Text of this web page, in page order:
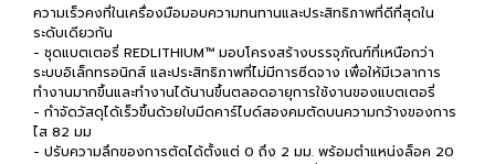
ความเร็วคงที่ในเครื่องมือมอบความทนทานและประสิทธิภาพที่ดีที่สุดใน
ระดับเดียวกัน
- ชุดแบตเตอรี่ REDLITHIUM™ มอบโครงสร้างบรรจุภัณฑ์ที่เหนือกว่า
ระบบอิเล็กทรอนิกส์ และประสิทธิภาพที่ไม่มีการซีดจาง เพื่อให้มีเวลาการ
ทำงานมากขึ้นและทำงานได้นานขึ้นตลอดอายุการใช้งานของแบตเตอรี่
- กำจัดวัสดุได้เร็วขึ้นด้วยใบมีดคาร์ไบด์สองคมตัดบนความกว้างของการ
ไส 82 มม
- ปรับความลึกของการตัดได้ตั้งแต่ 0 ถึง 2 มม. พร้อมตำแหน่งล็อค 20